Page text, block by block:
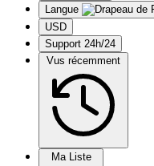
Langue
USD
Support 24h/24
Vus récemment
Ma Liste